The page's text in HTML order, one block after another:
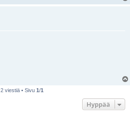
2 viestiä • Sivu 1/1
Hyppää